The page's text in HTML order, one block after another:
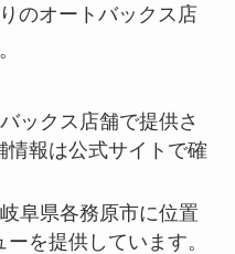
のオートバックス店
ックス店舗で提供さ
報は公式サイトで確
阜県各務原市に位置
を提供しています。